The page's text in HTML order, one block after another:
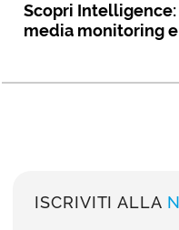
Scopri
media monitoring
ISCRIVITI ALLA